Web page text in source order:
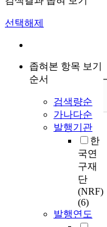
선택해제
좁혀본 항목 보기
순서
검색량순
가나다순
발행기관
한
국연
구재
단
(NRF)
(6)
발행연도